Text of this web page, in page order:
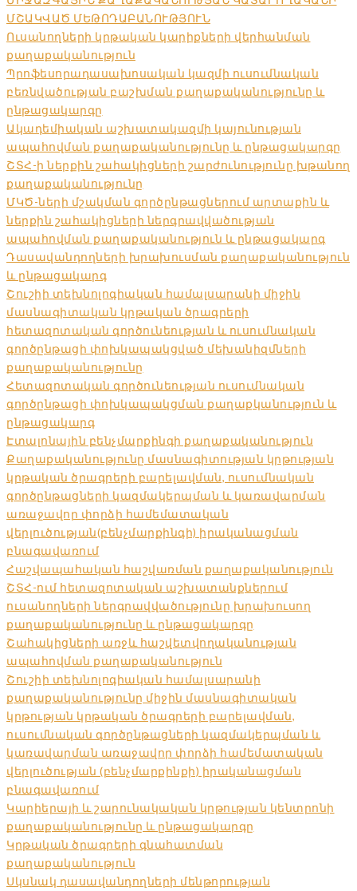
ՄՇԱԿՎԱԾ ՄԵԹՈԴԱԲԱՆՈՒԹՅՈՒՆ
Ուսանողների կրթական կարիքների վերհանման
քաղաքականություն
Պրոֆեսորադասախոսական կազմի ուսումնական
բեռնվածության բաշխման քաղաքականությունը և
ընթացակարգը
Ակադեմիական աշխատակազմի կայունության
ապահովման քաղաքականությունը և ընթացակարգը
ՇՏՀ-ի ներքին շահակիցների շարժունությունը խթանող
քաղաքականությունը
ՄԿԾ-ների մշակման գործընթացներում արտաքին և
ներքին շահակիցների ներգրավվածության
ապահովման քաղաքականություն և ընթացակարգ
Դասավանդողների խրախուսման քաղաքականություն
և ընթացակարգ
Շուշիի տեխնոլոգիական համալսարանի միջին
մասնագիտական կրթական ծրագրերի
հետազոտական գործունեության և ուսումնական
գործընթացի փոխկապակցված մեխանիզմների
քաղաքականությունը
Հետազոտական գործունեության ուսումնական
գործընթացի փոխկապակցման քաղաքկանություն և
ընթացակարգ
Էտալոնային բենչմարքինգի քաղաքականություն
Քաղաքականությունը մասնագիտության կրթության
կրթական ծրագրերի բարելավման, ուսումնական
գործընթացների կազմակերպման և կառավարման
առաջավոր փորձի համեմատական
վերլուծության(բենչմարքինգի) իրականացման
բնագավառում
Հաշվապահական հաշվառման քաղաքականություն
ՇՏՀ-ում հետազոտական աշխատանքներում
ուսանողների ներգրավվածությունը խրախուսող
քաղաքականությունը և ընթացակարգը
Շահակիցների առջև հաշվետվողականության
ապահովման քաղաքականություն
Շուշիի տեխնոլոգիական համալսարանի
քաղաքականությունը միջին մասնագիտական
կրթության կրթական ծրագրերի բարելավման,
ուսումնական գործընթացների կազմակերպման և
կառավարման առաջավոր փորձի համեմատական
վերլուծության (բենչմարքինքի) իրականացման
բնագավառում
Կարիերայի և շարունակական կրթության կենտրոնի
քաղաքականությունը և ընթացակարգը
Կրթական ծրագրերի գնահատման
քաղաքականություն
Սկսնակ դասավանդողների մենթորության